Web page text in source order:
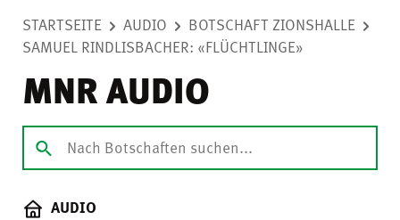
STARTSEITE AUDIO
BOTSCHAFT ZIONSHALLE
SAMUEL RINDLISBACHER: «FLÜCHTLINGE»
MNR AUDIO
AUDIO